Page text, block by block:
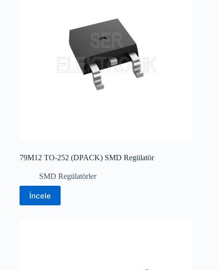
79M12 TO-252 (DPACK) SMD Regülatör
SMD Regülatörler
İncele